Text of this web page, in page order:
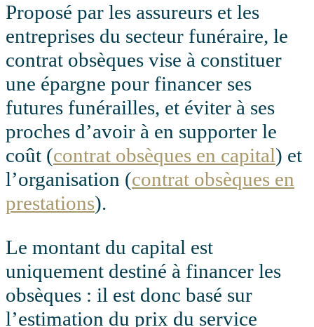
Proposé par les assureurs et les
entreprises du secteur funéraire, le
contrat obsèques vise à constituer
une épargne pour financer ses
futures funérailles, et éviter à ses
proches d’avoir à en supporter le
coût (contrat obsèques en capital) et
l’organisation (contrat obsèques en
prestations).
Le montant du capital est
uniquement destiné à financer les
obsèques : il est donc basé sur
l’estimation du prix du service